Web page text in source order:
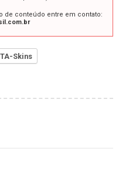
de conteúdo entre em contato:
Skins